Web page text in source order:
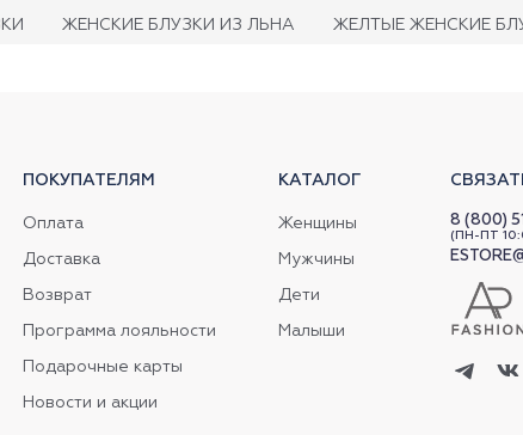
ЖЕНСКИЕ БЛУЗКИ ИЗ ЛЬНА ЖЕЛТЫЕ ЖЕНСКИЕ
ПОКУПАТЕЛЯМ
Оплата
Доставка
Возврат
Программа лояльности
Подарочные карты
Новости и акции
КАТАЛОГ
Женщины
Мужчины
Дети
Малыши
8 (800)
(ПН-ПТ